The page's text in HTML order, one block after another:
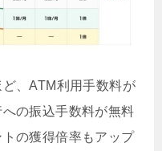
、ATM利用手数料が
の振込手数料が無料
の獲得倍率もアップ